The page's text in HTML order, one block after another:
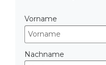
Vorname
Nachname